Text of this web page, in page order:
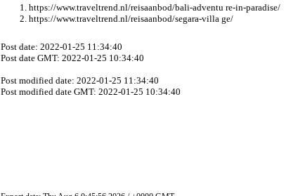
https://www.traveltrend.nl/reisaanbod/bali-adventu re-in-paradise/
https://www.traveltrend.nl/reisaanbod/segara-villa ge/
Post date: 2022-01-25 11:34:40
Post date GMT: 2022-01-25 10:34:40
Post modified date: 2022-01-25 11:34:40
Post modified date GMT: 2022-01-25 10:34:40